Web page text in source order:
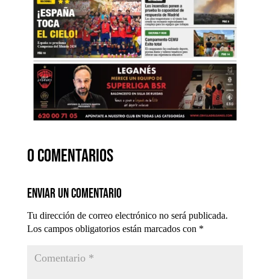
0 comentarios
Enviar un comentario
Tu dirección de correo electrónico no será publicada.
Los campos obligatorios están marcados con *